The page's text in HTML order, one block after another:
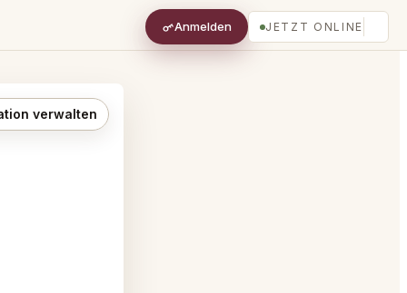
Anmelden JETZT ONLINE
verwalten